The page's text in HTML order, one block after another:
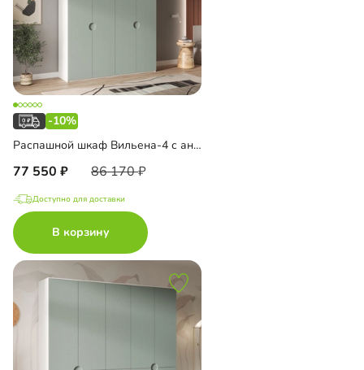
-10%
Распашной шкаф Вильена-4 с антресолью
77 550 86 170
Доступно для доставки
В корзину